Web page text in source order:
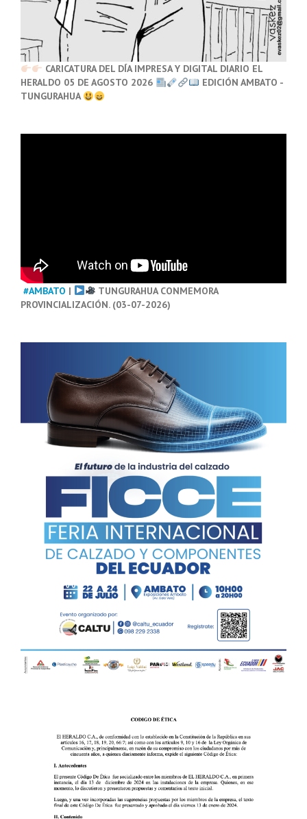
CARICATURA DEL DÍA IMPRESA Y DIGITAL DIARIO EL
HERALDO 05 DE AGOSTO 2026
EDICIÓN AMBATO -
TUNGURAHUA
#AMBATO |
TUNGURAHUA CONMEMORA
PROVINCIALIZACIÓN. (03-07-2026)